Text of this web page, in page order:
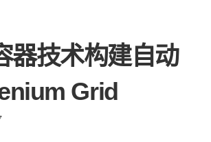
器技术构建自动
Grid